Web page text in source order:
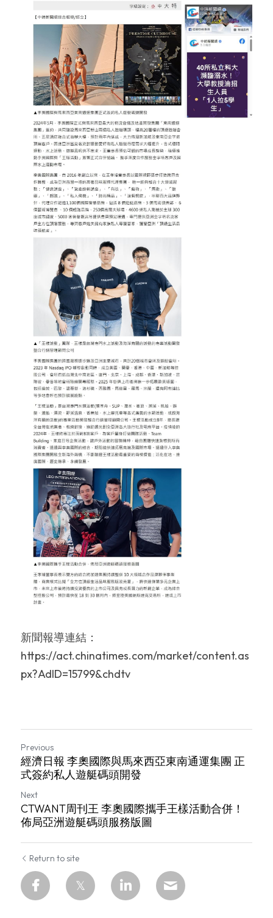
新聞報導連結：
https://act.chinatimes.com/market/content.as
px?AdID=15799&chdtv
Previous
經濟日報 李奧國際與馬來西亞東南通運集團 正
式簽約私人遊艇碼頭開發
Next
CTWANT周刊王 李奧國際攜手王樣活動合併！
佈局亞洲遊艇碼頭服務版圖
Return to site